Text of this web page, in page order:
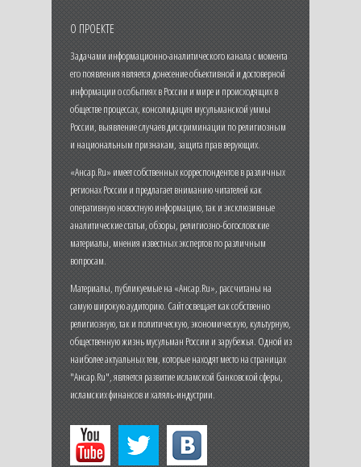
О ПРОЕКТЕ
Задачами информационно-аналитического канала с момента
его появления является донесение объективной и достоверной
информации о событиях в России и мире и происходящих в
обществе процессах, консолидация мусульманской уммы
России, выявление случаев дискриминации по религиозным
и национальным признакам, защита прав верующих.
«Ансар.Ru» имеет собственных корреспондентов в различных
регионах России и предлагает вниманию читателей как
оперативную новостную информацию, так и эксклюзивные
аналитические статьи, обзоры, религиозно-богословские
материалы, мнения известных экспертов по различным
вопросам.
Материалы, публикуемые на «Ансар.Ru», рассчитаны на
самую широкую аудиторию. Сайт освещает как собственно
религиозную, так и политическую, экономическую, культурную,
общественную жизнь мусульман России и зарубежья. Одной из
наиболее актуальных тем, которые находят место на страницах
"Ансар.Ru", является развитие исламской банковской сферы,
исламских финансов и халяль-индустрии.